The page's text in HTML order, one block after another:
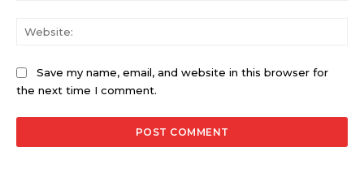
Save my name, email, and website in this browser for
the next time I comment.